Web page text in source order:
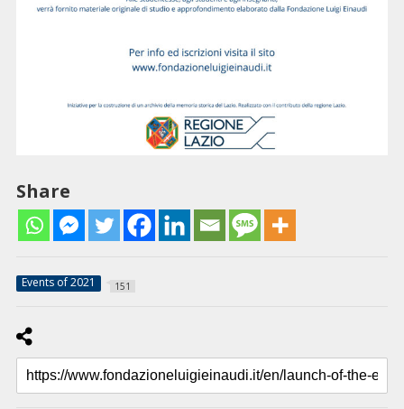
Share
Events of 2021 151